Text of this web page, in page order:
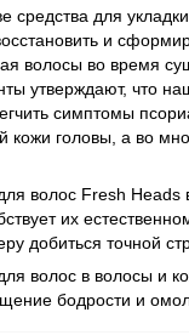
средства для
и
волосы во время
утверждают, что
симптомы
кожи головы, а во
волос Fresh Heads
их
добиться точной
волос в волосы и
бодрости и